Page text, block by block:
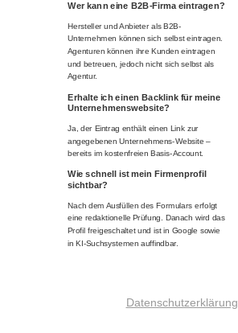
Datenschutzerklärung
Wer kann eine B2B-Firma eintragen?
Hersteller und Anbieter als B2B-
Unternehmen können sich selbst eintragen.
Agenturen können ihre Kunden eintragen
und betreuen, jedoch nicht sich selbst als
Agentur.
Erhalte ich einen Backlink für meine
Unternehmenswebsite?
Ja, der Eintrag enthält einen Link zur
angegebenen Unternehmens-Website –
bereits im kostenfreien Basis-Account.
Wie schnell ist mein Firmenprofil
sichtbar?
Nach dem Ausfüllen des Formulars erfolgt
eine redaktionelle Prüfung. Danach wird das
Profil freigeschaltet und ist in Google sowie
in KI-Suchsystemen auffindbar.